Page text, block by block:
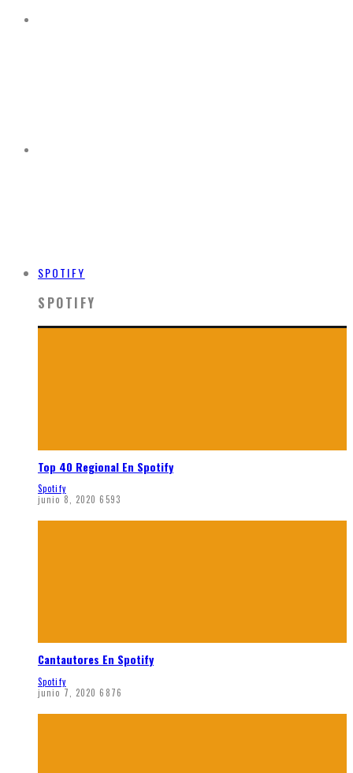
SPOTIFY
SPOTIFY
Top 40 Regional En Spotify
Spotify
junio 8, 2020 6593
Cantautores En Spotify
Spotify
junio 7, 2020 6876